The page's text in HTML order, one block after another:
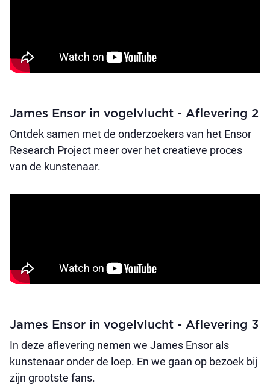
James Ensor in vogelvlucht - Aflevering 2
Ontdek samen met de onderzoekers van het Ensor
Research Project meer over het creatieve proces
van de kunstenaar.
James Ensor in vogelvlucht - Aflevering 3
In deze aflevering nemen we James Ensor als
kunstenaar onder de loep. En we gaan op bezoek bij
zijn grootste fans.